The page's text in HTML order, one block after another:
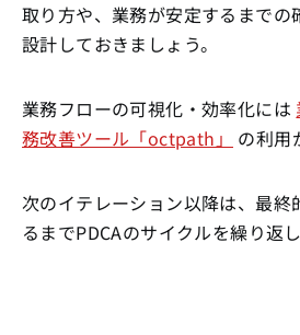
取り方や、業務が安定するまでの
設計しておきましょう。
業務フローの可視化・効率化には
務改善ツール「octpath」
の利用
次のイテレーション以降は、最終
るまでPDCAのサイクルを繰り返